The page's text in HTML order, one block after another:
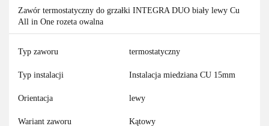
Zawór termostatyczny do grzałki INTEGRA DUO biały lewy Cu
All in One rozeta owalna
Typ zaworu termostatyczny
Typ instalacji Instalacja miedziana CU 15mm
Orientacja lewy
Wariant zaworu Kątowy